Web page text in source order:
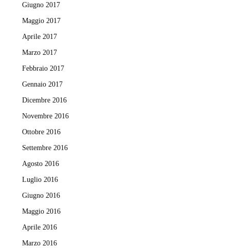
Giugno 2017
Maggio 2017
Aprile 2017
Marzo 2017
Febbraio 2017
Gennaio 2017
Dicembre 2016
Novembre 2016
Ottobre 2016
Settembre 2016
Agosto 2016
Luglio 2016
Giugno 2016
Maggio 2016
Aprile 2016
Marzo 2016